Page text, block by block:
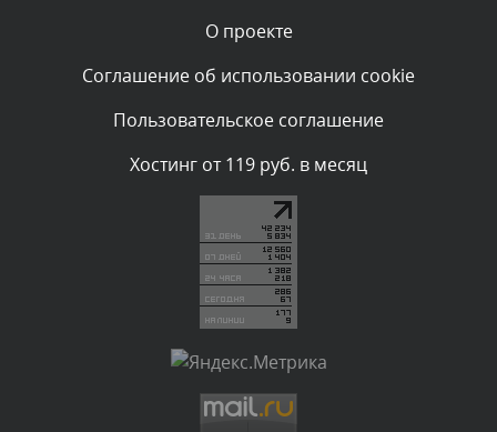
Комментарий проверяется
администратором.
Комментарий проверяется
Текст комментария будет виден после проверки
Комментарий проверяется
Текст комментария будет виден после проверки
администратором.
О проекте
Соглашение об использовании cookie
Пользовательское соглашение
Хостинг от 119 руб. в месяц